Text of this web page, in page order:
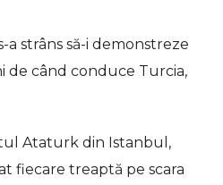
strâns să-i demonstreze
de când conduce Turcia,
Ataturk din Istanbul,
fiecare treaptă pe scara